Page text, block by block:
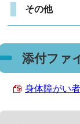
その他
添付ファ
身体障がい